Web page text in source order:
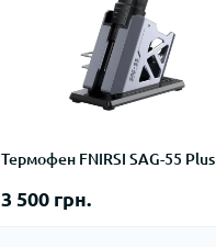
Термофен FNIRSI SAG-55 Plus
3 500 грн.